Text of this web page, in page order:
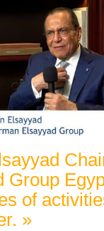
Group
of
»